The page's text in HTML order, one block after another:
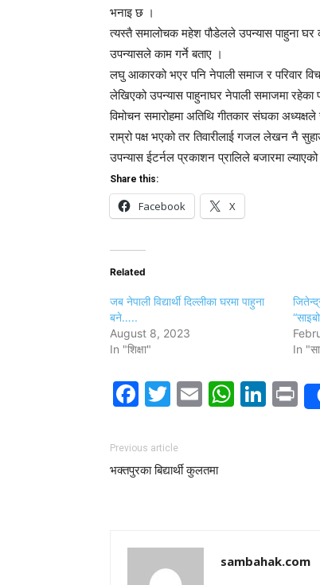
भनाइ छ ।
त्यस्तै समालोचक महेश पौडेलले उपन्यास पाहुना घर
उपन्यासले काम गर्ने बताए ।
लघु आकारको भएर पनि नेपाली समाज र परिवार
लेखिएको उपन्यास पाहुनाघर नेपाली समाजमा रहेका
विमोचन समारोहमा अतिथि गीतकार संघका
राम्रो पक्ष भएको तर तिवारीलाई गजल लेखन नै
उपन्यास ईटर्नल प्रकाशन प्रालिले बजारमा
Share this:
Facebook X
Related
जब नेपाली विद्यार्थी दिल्लीका घरमा पाहुना
बने…..
August 8, 2023
In "शिक्षा"
In
Facebook
Twitter
Email
Previous article
भक्तपुरका बिद्यार्थी कुलतमा
sambahak.com